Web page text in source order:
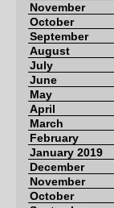
November
October
September
August
July
June
May
April
March
February
January 2019
December
November
October